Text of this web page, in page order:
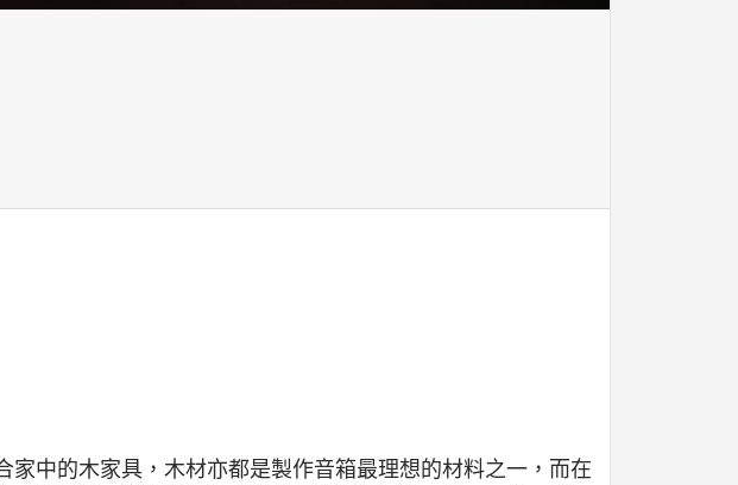
中的木家具，木材亦都是製作音箱最理想的材料之一，而在